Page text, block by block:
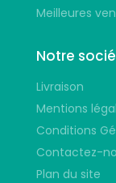
Meilleures
Notre
Livraison
Mentions
Conditions
Contactez-
Plan du site